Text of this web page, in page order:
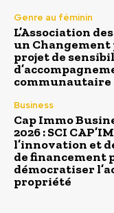
Genre au féminin
L’Association
un Changement
projet de
communautaire
Business
Cap Immo
2026 : SCI
l’innovation et
de financement
démocratiser
propriété